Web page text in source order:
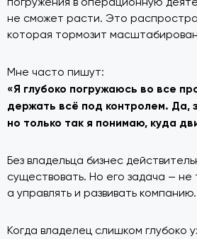
не сможет расти. Это
которая тормозит
Мне часто пишут:
«Я глубоко погружаюсь во все
держать всё под контролем. Да,
но только так я понимаю, куда
Без владельца бизнес
существовать. Но его задача —
а управлять и развивать компанию.
Когда владелец слишком глубоко